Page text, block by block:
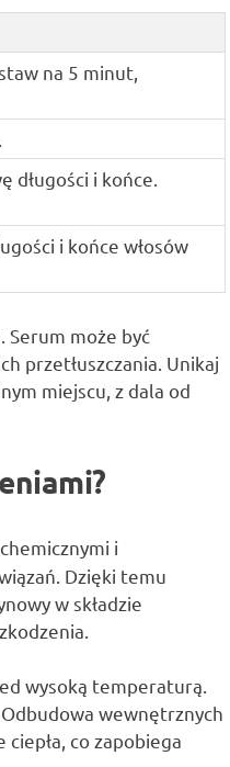
na 5 minut,
długości i końce.
i końce włosów
może być
przetłuszczania. Unikaj
miejscu, z dala od
i
Dzięki temu
w składzie
wysoką temperaturą.
wewnętrznych
co zapobiega